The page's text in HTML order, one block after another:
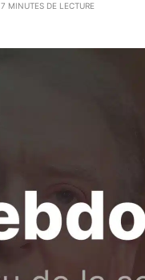
7 MINUTES DE LECTURE